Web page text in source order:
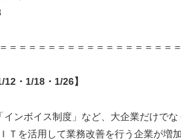
＝＝＝＝＝＝＝＝＝＝＝＝＝＝＝＝＝
・1/18・1/26】
ンボイス制度」など、大企業だけで
Ｔを活用して業務改善を行う企業が増